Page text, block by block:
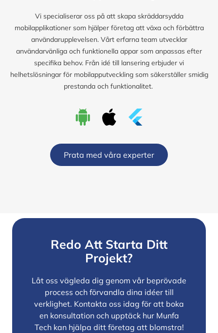
Vi specialiserar oss på att skapa skräddarsydda
mobilapplikationer som hjälper företag att växa och förbättra
användarupplevelsen. Vårt erfarna team utvecklar
användarvänliga och funktionella appar som anpassas efter
specifika behov. Från idé till lansering erbjuder vi
helhetslösningar för mobilapputveckling som säkerställer smidig
prestanda och funktionalitet.
Prata med våra experter
Redo Att Starta Ditt
Projekt?
Låt oss vägleda dig genom vår beprövade
process och förvandla dina idéer till
verklighet. Kontakta oss idag för att boka
en konsultation och upptäck hur Munfa
Tech kan hjälpa ditt företag att blomstra!